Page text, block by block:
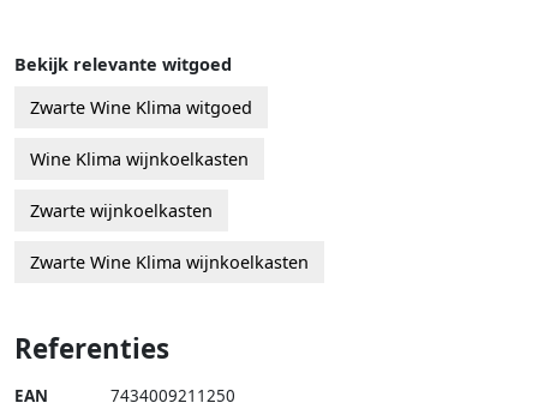
Bekijk relevante witgoed
Zwarte Wine Klima witgoed
Wine Klima wijnkoelkasten
Zwarte wijnkoelkasten
Zwarte Wine Klima wijnkoelkasten
Referenties
EAN 7434009211250